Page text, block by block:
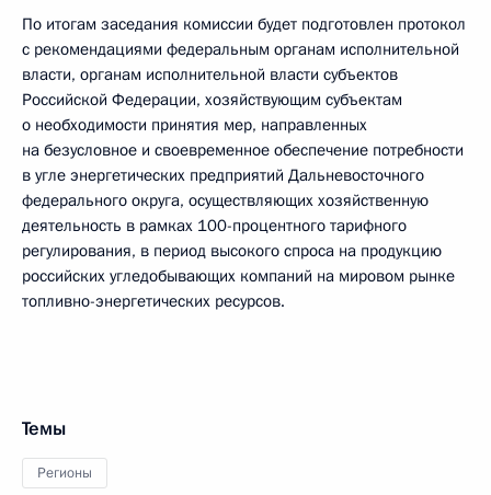
По итогам заседания комиссии будет подготовлен протокол
с рекомендациями федеральным органам исполнительной
власти, органам исполнительной власти субъектов
Российской Федерации, хозяйствующим субъектам
о необходимости принятия мер, направленных
на безусловное и своевременное обеспечение потребности
в угле энергетических предприятий Дальневосточного
федерального округа, осуществляющих хозяйственную
деятельность в рамках 100-процентного тарифного
регулирования, в период высокого спроса на продукцию
российских угледобывающих компаний на мировом рынке
топливно-энергетических ресурсов.
Темы
Регионы